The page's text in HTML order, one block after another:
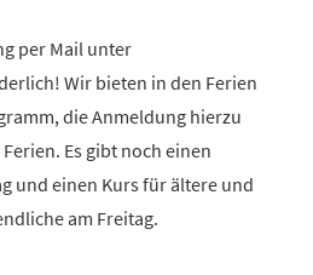
per Mail unter
Wir bieten in den Ferien
die Anmeldung hierzu
Es gibt noch einen
und einen Kurs für ältere und
am Freitag.